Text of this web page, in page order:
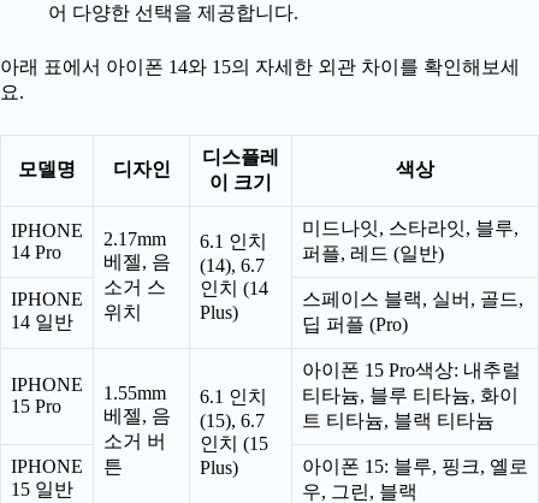
어 다양한 선택을 제공합니다.
아래 표에서 아이폰 14와 15의 자세한 외관 차이를 확인해보세
요.
모델명 디자인
디스플레
이 크기
색상
IPHONE
14 Pro
2.17mm
베젤, 음
소거 스
위치
6.1 인치
(14), 6.7
인치 (14
Plus)
미드나잇, 스타라잇, 블루,
퍼플, 레드 (일반)
IPHONE
14 일반
스페이스 블랙, 실버, 골드,
딥 퍼플 (Pro)
IPHONE
15 Pro
1.55mm
베젤, 음
소거 버
튼
6.1 인치
(15), 6.7
인치 (15
Plus)
아이폰 15 Pro색상: 내추럴
티타늄, 블루 티타늄, 화이
트 티타늄, 블랙 티타늄
IPHONE
15 일반
아이폰 15: 블루, 핑크, 옐로
우, 그린, 블랙